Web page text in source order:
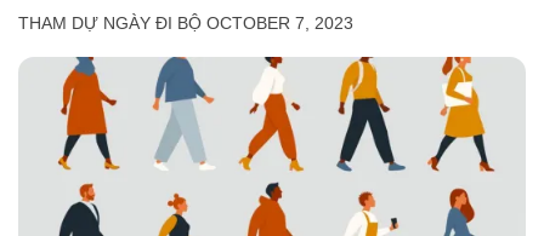
THAM DỰ NGÀY ĐI BỘ OCTOBER 7, 2023